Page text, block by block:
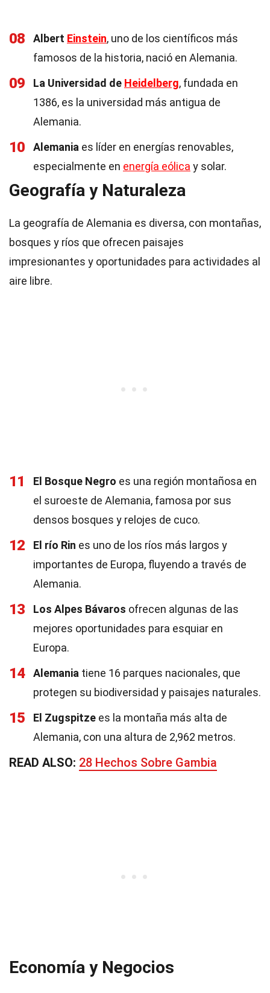
08 Albert Einstein, uno de los científicos más
famosos de la historia, nació en Alemania.
09 La Universidad de Heidelberg, fundada en
1386, es la universidad más antigua de
Alemania.
10 Alemania es líder en energías renovables,
especialmente en energía eólica y solar.
Geografía y Naturaleza
La geografía de Alemania es diversa, con montañas,
bosques y ríos que ofrecen paisajes
impresionantes y oportunidades para actividades al
aire libre.
11 El Bosque Negro es una región montañosa en
el suroeste de Alemania, famosa por sus
densos bosques y relojes de cuco.
12 El río Rin es uno de los ríos más largos y
importantes de Europa, fluyendo a través de
Alemania.
13 Los Alpes Bávaros ofrecen algunas de las
mejores oportunidades para esquiar en
Europa.
14 Alemania tiene 16 parques nacionales, que
protegen su biodiversidad y paisajes naturales.
15 El Zugspitze es la montaña más alta de
Alemania, con una altura de 2,962 metros.
READ ALSO: 28 Hechos Sobre Gambia
Economía y Negocios